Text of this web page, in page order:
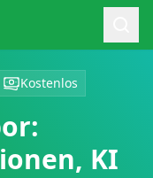
Kostenlos
KI